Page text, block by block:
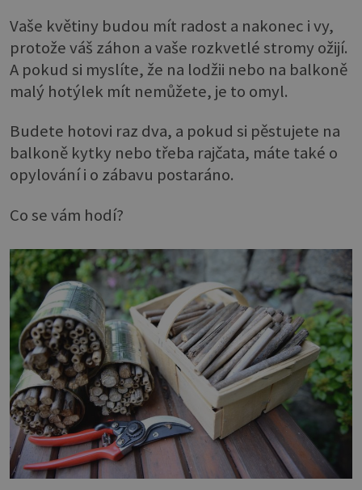
Vaše květiny budou mít radost a nakonec i vy,
protože váš záhon a vaše rozkvetlé stromy ožijí.
A pokud si myslíte, že na lodžii nebo na balkoně
malý hotýlek mít nemůžete, je to omyl.
Budete hotovi raz dva, a pokud si pěstujete na
balkoně kytky nebo třeba rajčata, máte také o
opylování i o zábavu postaráno.
Co se vám hodí?